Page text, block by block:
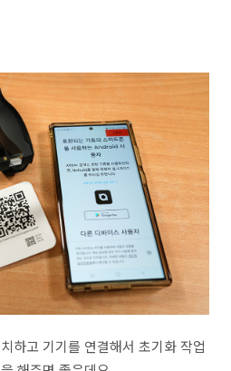
하고 기기를 연결해서 초기화 작업